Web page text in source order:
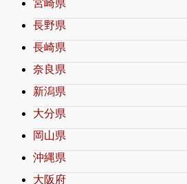
宮崎県
長野県
長崎県
奈良県
新潟県
大分県
岡山県
沖縄県
大阪府